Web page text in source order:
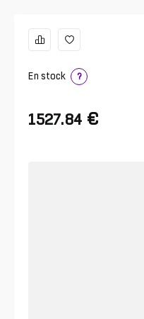
En stock ?
1527.84 €